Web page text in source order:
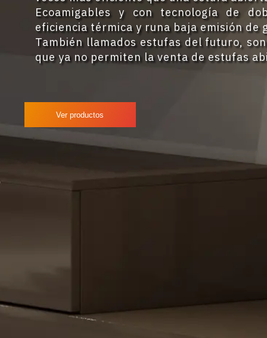
Ecoamigables y con tecnología de
eficiencia térmica y runa baja emisión de
También llamados estufas del futuro,
que ya no permiten la venta de estufas
Ver productos